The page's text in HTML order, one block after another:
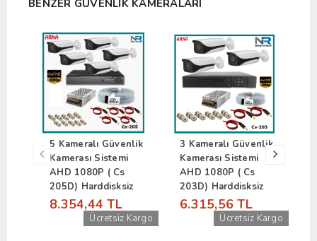
BENZER GÜVENLIK KAMERALARI
5 Kameralı Güvenlik
Kamerası Sistemi
AHD 1080P ( Cs
205D) Harddisksiz
8.354,44 TL
Ücretsiz Kargo
3 Kameralı Güvenlik
Kamerası Sistemi
AHD 1080P ( Cs
203D) Harddisksiz
6.315,56 TL
Ücretsiz Kargo